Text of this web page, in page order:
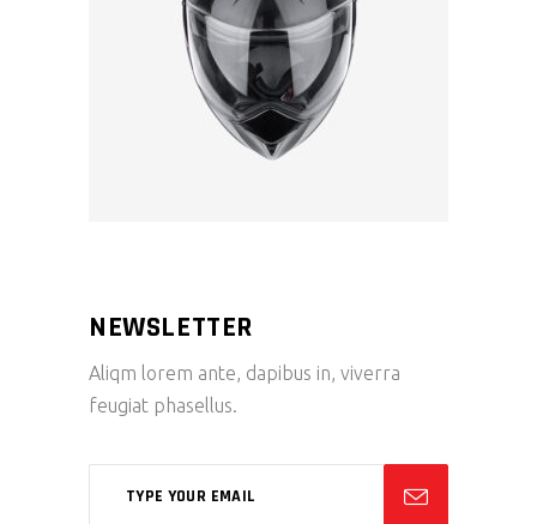
NEWSLETTER
Aliqm lorem ante, dapibus in, viverra
feugiat phasellus.